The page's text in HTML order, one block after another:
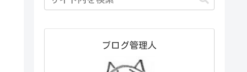
ブログ管理人